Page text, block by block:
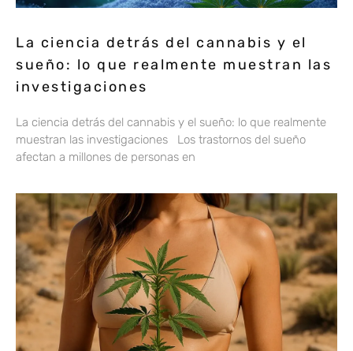
La ciencia detrás del cannabis y el
sueño: lo que realmente muestran las
investigaciones
La ciencia detrás del cannabis y el sueño: lo que realmente
muestran las investigaciones Los trastornos del sueño
afectan a millones de personas en